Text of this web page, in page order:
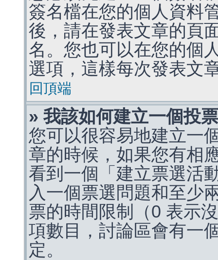
簽名檔在您的個人資料
後，請在發表文章的頁
名。您也可以在您的個
選項，這樣每次發表文
回頂端
» 我該如何建立一個投
您可以很容易地建立一
章的時候，如果您有相
看到一個「建立票選活
入一個票選問題和至少
票的時間限制（0 表示
項數目，討論區會有一
定。